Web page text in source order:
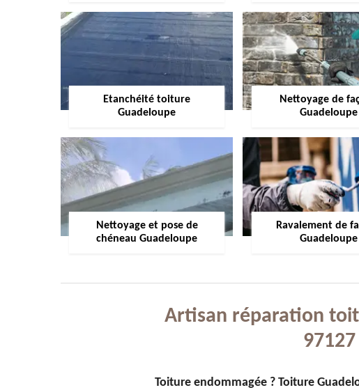
Etanchéité toiture
Guadeloupe
Nettoyage de
Guadeloupe
Nettoyage et pose de
chéneau Guadeloupe
Ravalement de
Guadeloupe
Artisan réparation
97127
Toiture endommagée ? Toiture